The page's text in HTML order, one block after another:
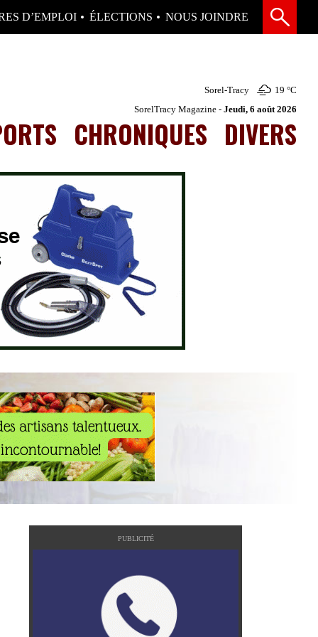
D’EMPLOI ÉLECTIONS NOUS JOINDRE
Sorel-Tracy 19 °C
SorelTracy Magazine - Jeudi, 6 août 2026
CHRONIQUES DIVERS
PUBLICITÉ